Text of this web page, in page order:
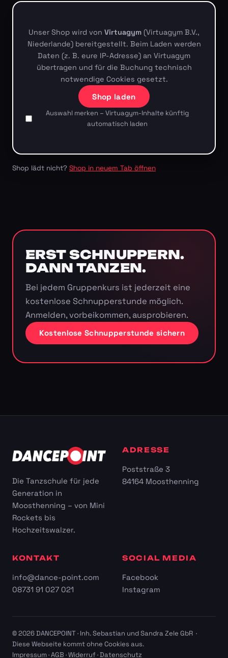
Unser Shop wird von Virtuagym (Virtuagym B.V.,
Niederlande) bereitgestellt. Beim Laden werden
Daten (z. B. eure IP-Adresse) an Virtuagym
übertragen und für die Buchung technisch
notwendige Cookies gesetzt.
Shop laden
Auswahl merken – Virtuagym-Inhalte künftig
automatisch laden
Shop lädt nicht? Shop in neuem Tab öffnen
ERST SCHNUPPERN.
DANN TANZEN.
Bei jedem Gruppenkurs ist jederzeit eine
kostenlose Schnupperstunde möglich.
Anmelden, vorbeikommen, ausprobieren.
Kostenlose Schnupperstunde sichern
Die Tanzschule für jede
Generation in
Moosthenning – von Mini
Rockets bis
Hochzeitswalzer.
ADRESSE
Poststraße 3
84164 Moosthenning
KONTAKT
info@dance-point.com
08731 91 027 021
SOCIAL MEDIA
Facebook
Instagram
© 2026 DANCEPOINT · Inh. Sebastian und Sandra Zele GbR ·
Diese Webseite kommt ohne Cookies aus.
Impressum·AGB ·Widerruf·Datenschutz